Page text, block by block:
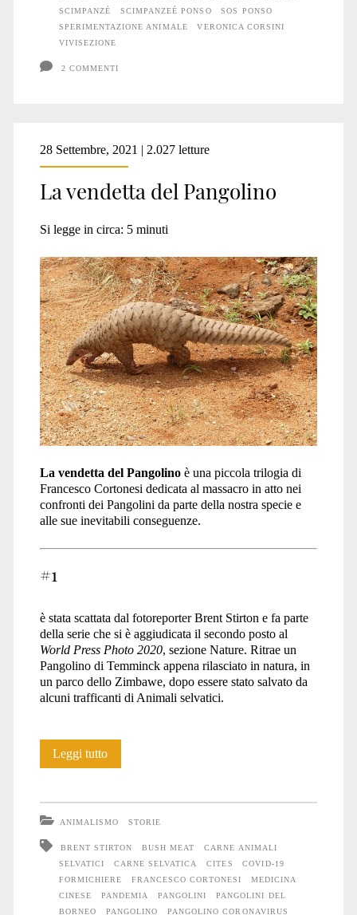
SCIMPANZÉ
SCIMPANZEÉ PONSO
SOS PONSO
SPERIMENTAZIONE ANIMALE
VERONICA CORSINI
VIVISEZIONE
2 COMMENTI
28 Settembre, 2021 | 2.027 letture
La vendetta del Pangolino
Si legge in circa: 5 minuti
La vendetta del Pangolinoè una piccola trilogia di
Francesco Cortonesi dedicata al massacro in atto nei
confronti dei Pangolini da parte della nostra specie e
alle sue inevitabili conseguenze.
#1
è stata scattata dal fotoreporter Brent Stirton e fa parte
della serie che si è aggiudicata il secondo posto al
World Press Photo 2020, sezione Nature. Ritrae un
Pangolino di Temminck appena rilasciato in natura, in
un parco dello Zimbawe, dopo essere stato salvato da
alcuni trafficanti di Animali selvatici.
Leggi tuttoLa
ANIMALISMO STORIE
BRENT STIRTON BUSH MEAT
CARNE ANIMALI
SELVATICI
CARNE SELVATICA CITES
COVID-19
FORMICHIERE
FRANCESCO CORTONESI
MEDICINA
CINESE
PANDEMIA PANGOLINI
PANGOLINI DEL
BORNEO
PANGOLINO PANGOLINO CORONAVIRUS